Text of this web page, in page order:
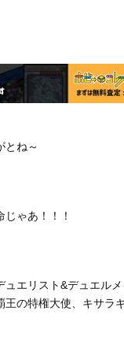
とね～
じゃあ！！！
ュエリスト&デュエル
王の特権大使、キサラ